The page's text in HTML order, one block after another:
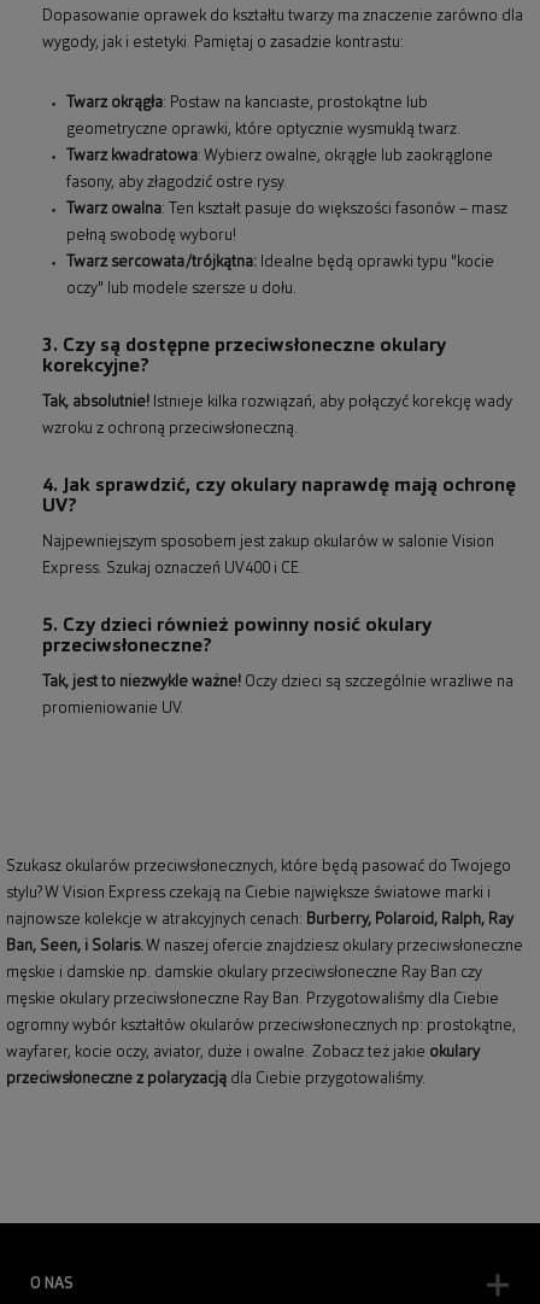
Dopasowanie oprawek do kształtu twarzy ma znaczenie zarówno dla
wygody, jak i estetyki. Pamiętaj o zasadzie kontrastu:
Twarz okrągła: Postaw na kanciaste, prostokątne lub
geometryczne oprawki, które optycznie wysmuklą twarz.
Twarz kwadratowa: Wybierz owalne, okrągłe lub zaokrąglone
fasony, aby złagodzić ostre rysy.
Twarz owalna: Ten kształt pasuje do większości fasonów – masz
pełną swobodę wyboru!
Twarz sercowata/trójkątna: Idealne będą oprawki typu "kocie
oczy" lub modele szersze u dołu.
3. Czy są dostępne przeciwsłoneczne okulary
korekcyjne?
Tak, absolutnie! Istnieje kilka rozwiązań, aby połączyć korekcję wady
wzroku z ochroną przeciwsłoneczną.
4. Jak sprawdzić, czy okulary naprawdę mają ochronę
UV?
Najpewniejszym sposobem jest zakup okularów w salonie Vision
Express. Szukaj oznaczeń UV400 i CE.
5. Czy dzieci również powinny nosić okulary
przeciwsłoneczne?
Tak, jest to niezwykle ważne! Oczy dzieci są szczególnie wrażliwe na
promieniowanie UV.
Szukasz okularów przeciwsłonecznych, które będą pasować do Twojego
stylu? W Vision Express czekają na Ciebie największe światowe marki i
najnowsze kolekcje w atrakcyjnych cenach: Burberry, Polaroid , Ralph, Ray
Ban, Seen, i Solaris.W naszej ofercie znajdziesz okulary przeciwsłoneczne
męskie i damskie np. damskie okulary przeciwsłoneczne Ray Ban czy
męskie okulary przeciwsłoneczne Ray Ban. Przygotowaliśmy dla Ciebie
ogromny wybór kształtów okularów przeciwsłonecznych np: prostokątne,
wayfarer, kocie oczy, aviator, duże i owalne. Zobacz też jakie okulary
przeciwsłoneczne z polaryzacją dla Ciebie przygotowaliśmy.
O NAS